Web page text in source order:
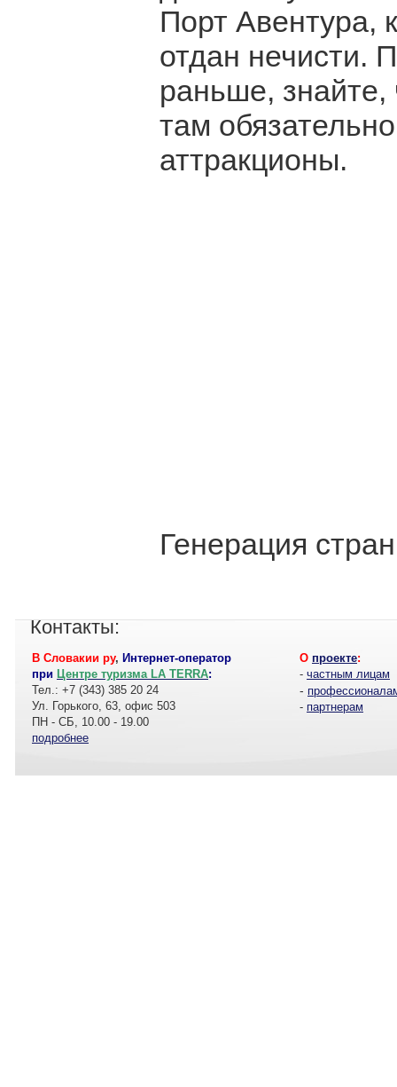
Порт Авентура,
отдан нечисти.
раньше, знайте,
там
аттракционы.
Генерация
Контакты:
В Словакии ру, Интернет-оператор
при Центре туризма LA TERRA:
Тел.: +7 (343) 385 20 24
Ул. Горького, 63, офис 503
ПН - СБ, 10.00 - 19.00
подробнее
О проекте:
- частным лицам
-
- партнерам